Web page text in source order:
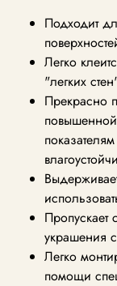
Подходит
Легко
"легких
Прекрасно
Пропускает
украшения
Легко
помощи